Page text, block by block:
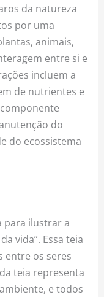
da natureza
por uma
animais,
entre si e
incluem a
de nutrientes e
do
do ecossistema
para ilustrar a
vida”. Essa teia
entre os seres
teia representa
e todos